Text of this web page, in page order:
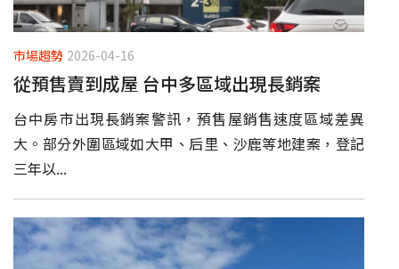
市場趨勢 2026-04-16
從預售賣到成屋 台中多區域出現長銷案
台中房市出現長銷案警訊，預售屋銷售速度區域差異
大。部分外圍區域如大甲、后里、沙鹿等地建案，登記
三年以...